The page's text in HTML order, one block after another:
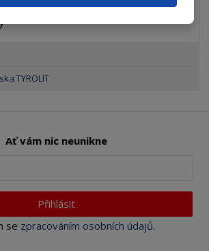
TYROLIT
Ať vám nic neunikne
Přihlásit
se zpracováním osobních údajů.